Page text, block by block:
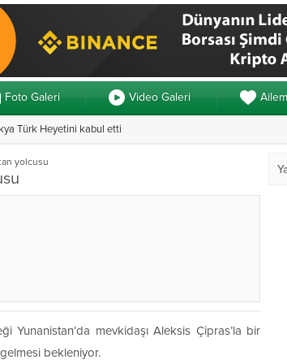
Foto Galeri Video Galeri Ailem
Türk Heyetini kabul etti
yolcusu
Yunanistan’da mevkidaşı Aleksis Çipras’la bir
bekleniyor.